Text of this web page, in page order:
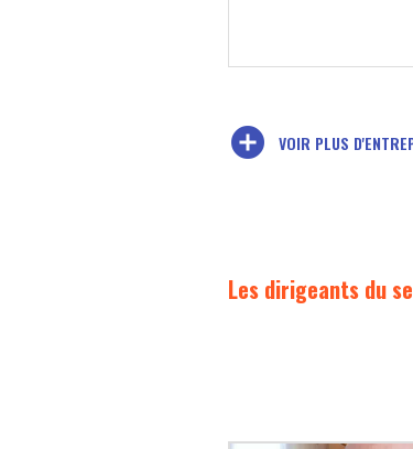
add_circle VOIR PLUS
Les dirigeants du